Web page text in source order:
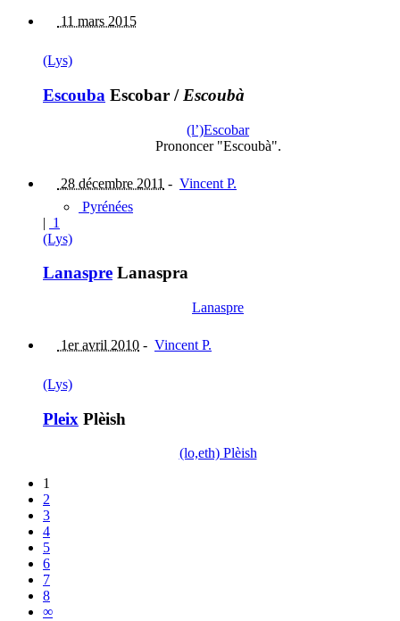
11 mars 2015
(Lys)
Escouba Escobar / Escoubà
(l’)Escobar
Prononcer "Escoubà".
28 décembre 2011 - Vincent P.
Pyrénées
| 1
(Lys)
Lanaspre Lanaspra
Lanaspre
1er avril 2010 - Vincent P.
(Lys)
Pleix Plèish
(lo,eth) Plèish
1
2
3
4
5
6
7
8
∞